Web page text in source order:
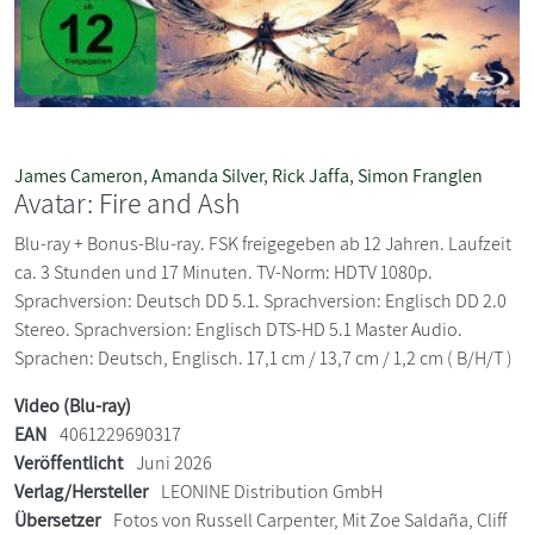
James Cameron,Amanda Silver, Rick Jaffa, Simon Franglen
Avatar: Fire and Ash
Blu-ray + Bonus-Blu-ray. FSK freigegeben ab 12 Jahren. Laufzeit
ca. 3 Stunden und 17 Minuten. TV-Norm: HDTV 1080p.
Sprachversion: Deutsch DD 5.1. Sprachversion: Englisch DD 2.0
Stereo. Sprachversion: Englisch DTS-HD 5.1 Master Audio.
Sprachen: Deutsch, Englisch. 17,1 cm / 13,7 cm / 1,2 cm ( B/H/T )
Video (Blu-ray)
EAN 4061229690317
Veröffentlicht Juni 2026
Verlag/Hersteller LEONINE Distribution GmbH
Übersetzer Fotos von Russell Carpenter, Mit Zoe Saldaña, Cliff